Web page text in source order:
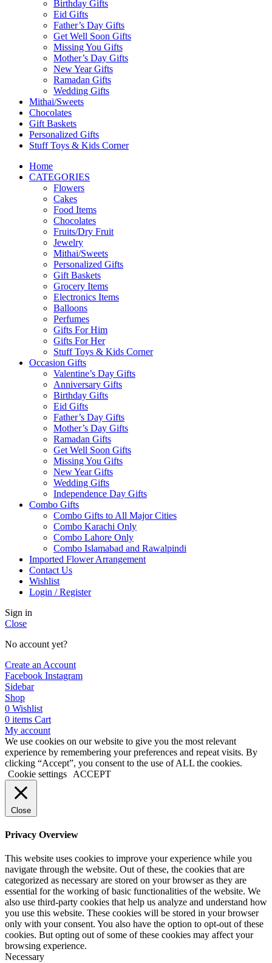
Birthday Gifts
Eid Gifts
Father’s Day Gifts
Get Well Soon Gifts
Missing You Gifts
Mother’s Day Gifts
New Year Gifts
Ramadan Gifts
Wedding Gifts
Mithai/Sweets
Chocolates
Gift Baskets
Personalized Gifts
Stuff Toys & Kids Corner
Home
CATEGORIES
Flowers
Cakes
Food Items
Chocolates
Fruits/Dry Fruit
Jewelry
Mithai/Sweets
Personalized Gifts
Gift Baskets
Grocery Items
Electronics Items
Balloons
Perfumes
Gifts For Him
Gifts For Her
Stuff Toys & Kids Corner
Occasion Gifts
Valentine’s Day Gifts
Anniversary Gifts
Birthday Gifts
Eid Gifts
Father’s Day Gifts
Mother’s Day Gifts
Ramadan Gifts
Get Well Soon Gifts
Missing You Gifts
New Year Gifts
Wedding Gifts
Independence Day Gifts
Combo Gifts
Combo Gifts to All Major Cities
Combo Karachi Only
Combo Lahore Only
Combo Islamabad and Rawalpindi
Imported Flower Arrangement
Contact Us
Wishlist
Login / Register
Sign in
Close
No account yet?
Create an Account
Facebook Instagram
Sidebar
Shop
0 Wishlist
0 items Cart
My account
We use cookies on our website to give you the most relevant
experience by remembering your preferences and repeat visits. By
clicking “Accept”, you consent to the use of ALL the cookies.
Cookie settings
ACCEPT
Close
Privacy Overview
This website uses cookies to improve your experience while you
navigate through the website. Out of these, the cookies that are
categorized as necessary are stored on your browser as they are
essential for the working of basic functionalities of the website. We
also use third-party cookies that help us analyze and understand how
you use this website. These cookies will be stored in your browser
only with your consent. You also have the option to opt-out of these
cookies. But opting out of some of these cookies may affect your
browsing experience.
Necessary